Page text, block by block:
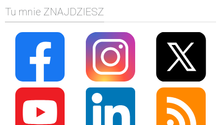
Tu mnie ZNAJDZIESZ